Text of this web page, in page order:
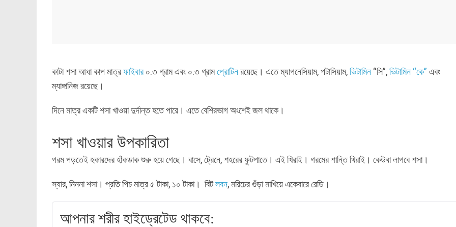
কাটা শসা আধা কাপ মাত্রফাইবার০.৩ গ্রাম এবং ০.৩ গ্রামপ্রোটিনরয়েছে। এতে ম্যাগনেসিয়াম, পটাসিয়াম,ভিটামিন “সি”,ভিটামিন “কে” এবং
ম্যাঙ্গানিজ রয়েছে।
দিনে মাত্র একটি শসা খাওয়া দুর্দান্ত হতে পারে। এতে বেশিরভাগ অংশেই জল থাকে।
শসা খাওয়ার উপকারিতা
গরম পড়তেই হকারদের হাঁকডাক শুরু হয়ে গেছে। বাসে, ট্রেনে, শহরের ফুটপাতে। এই খিরাই। গরমের শান্তি খিরাই। কেউবা লাগবে শসা।
স্যার, নিননা শসা। প্রতি পিচ মাত্র ৫ টাকা, ১০ টাকা। বিটলবন, মরিচের গুঁড়া মাখিয়ে একেবারে রেডি।
আপনার শরীর হাইড্রেটেড থাকবে: